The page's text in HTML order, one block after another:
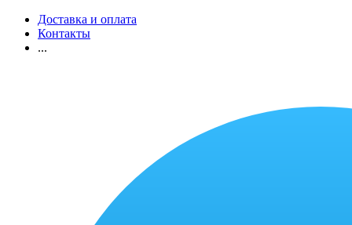
Доставка и оплата
Контакты
...